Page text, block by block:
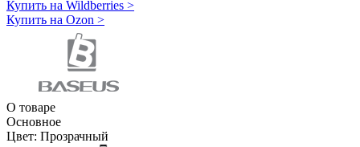
Купить на Wildberries >
Купить на Ozon >
О товаре
Основное
Цвет: Прозрачный